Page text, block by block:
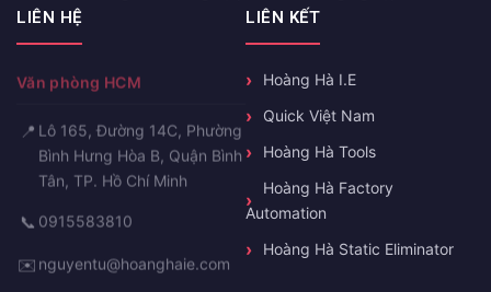
LIÊN HỆ
Văn phòng HCM
📍 Lô 165, Đường 14C, Phường
Bình Hưng Hòa B, Quận Bình
Tân, TP. Hồ Chí Minh
📞 0915583810
✉️ nguyentu@hoanghaie.com
LIÊN KẾT
Hoàng Hà I.E
Quick Việt Nam
Hoàng Hà Tools
Hoàng Hà Factory
Automation
Hoàng Hà Static Eliminator